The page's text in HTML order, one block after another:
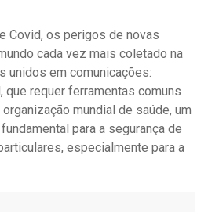
Covid, os perigos de novas
cada vez mais coletado na
unidos em comunicações:
requer ferramentas comuns
mundial de saúde, um
para a segurança de
especialmente para a